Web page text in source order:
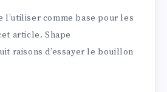
l’utiliser comme base pour les
article. Shape
raisons d’essayer le bouillon